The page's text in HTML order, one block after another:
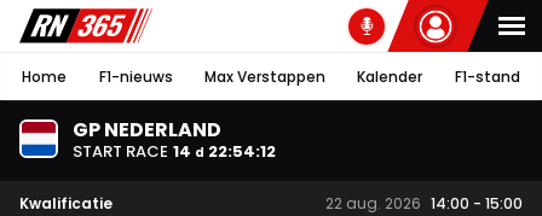
Home F1-nieuws Max Verstappen Kalender F1-stand
GP NEDERLAND
START RACE 14 d 22:54:11
Kwalificatie 22 aug. 2026 14:00 - 15:00